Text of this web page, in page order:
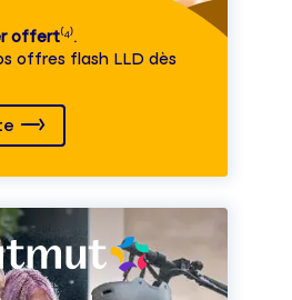
offert⁽⁴⁾.
offres flash LLD dès